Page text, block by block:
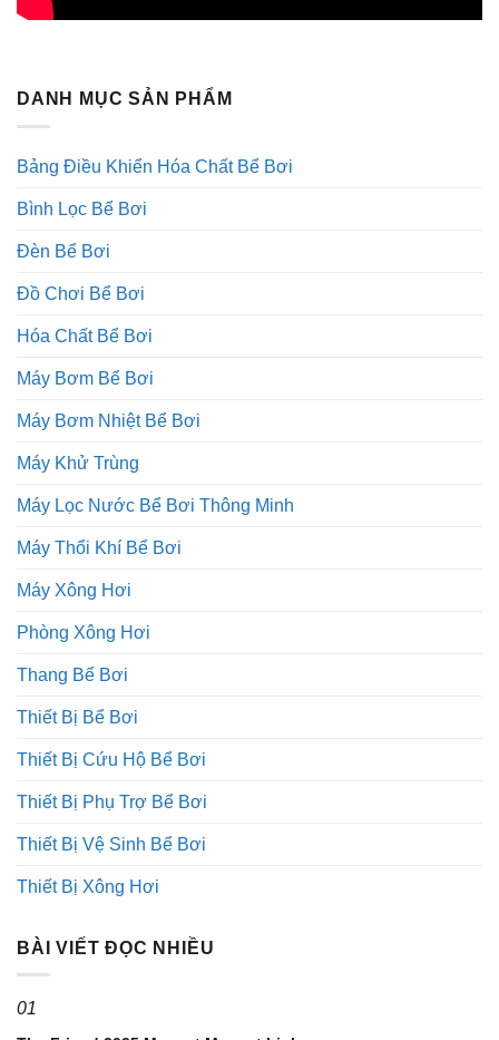
DANH MỤC SẢN PHẨM
Bảng Điều Khiển Hóa Chất Bể Bơi
Bình Lọc Bể Bơi
Đèn Bể Bơi
Đồ Chơi Bể Bơi
Hóa Chất Bể Bơi
Máy Bơm Bể Bơi
Máy Bơm Nhiệt Bể Bơi
Máy Khử Trùng
Máy Lọc Nước Bể Bơi Thông Minh
Máy Thổi Khí Bể Bơi
Máy Xông Hơi
Phòng Xông Hơi
Thang Bể Bơi
Thiết Bị Bể Bơi
Thiết Bị Cứu Hộ Bể Bơi
Thiết Bị Phụ Trợ Bể Bơi
Thiết Bị Vệ Sinh Bể Bơi
Thiết Bị Xông Hơi
BÀI VIẾT ĐỌC NHIỀU
01